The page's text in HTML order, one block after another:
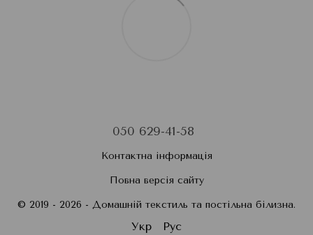
050 629-41-58
Контактна інформація
Повна версія сайту
© 2019 - 2026 - Домашній текстиль та постільна білизна.
Укр Рус